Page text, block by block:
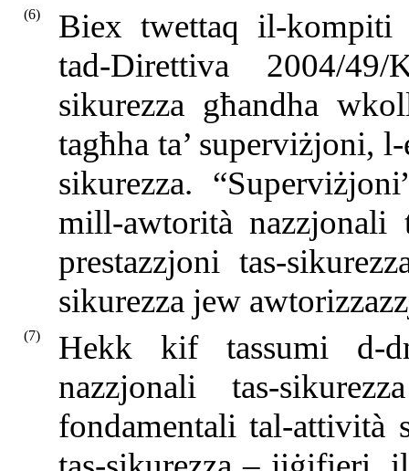
(6)
Biex twettaq il-
tad-Direttiva 2004/
sikurezza għandha
tagħha ta’ superviżjoni,
sikurezza.
mill-awtorità nazzjonali
prestazzjoni tas-
sikurezza jew
(7)
Hekk kif tassumi d-
nazzjonali tas-
fondamentali tal-attività